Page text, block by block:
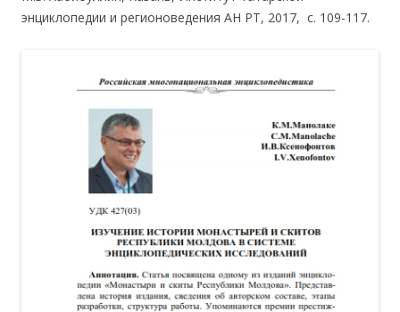
энциклопедии и регионоведения АН РТ, 2017, c. 109-117.